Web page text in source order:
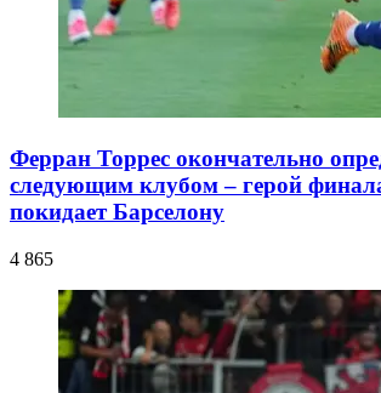
Ферран Торрес окончательно
следующим клубом – герой
покидает Барселону
4 865